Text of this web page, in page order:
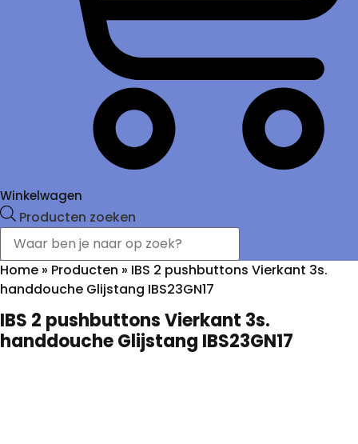
Winkelwagen
Producten zoeken
Home » Producten » IBS 2 pushbuttons Vierkant 3s.
handdouche Glijstang IBS23GN17
IBS 2 pushbuttons Vierkant 3s.
handdouche Glijstang IBS23GN17